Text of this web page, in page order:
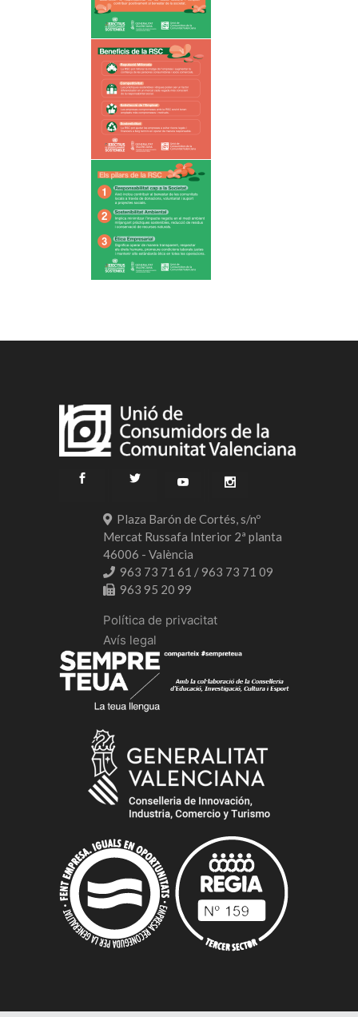
Plaza Barón de Cortés, s/nº
Mercat Russafa Interior 2ª planta
46006 - València
963 73 71 61 / 963 73 71 09
963 95 20 99
Política de privacitat
Avís legal